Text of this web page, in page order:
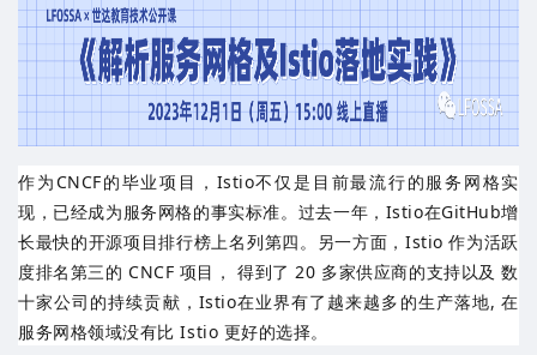
作为CNCF的毕业项目，Istio不仅是目前最流行的服务网格实
现，已经成为服务网格的事实标准。过去一年，Istio在GitHub增
长最快的开源项目排行榜上名列第四。另一方面，Istio 作为活跃
度排名第三的 CNCF 项目 ， 得到了20 多家供应商的支持以及数
十家公司的持续贡献 ，Istio在业界有了越来越多的生产落地, 在
服务网格领域没有比 Istio 更好的选择。